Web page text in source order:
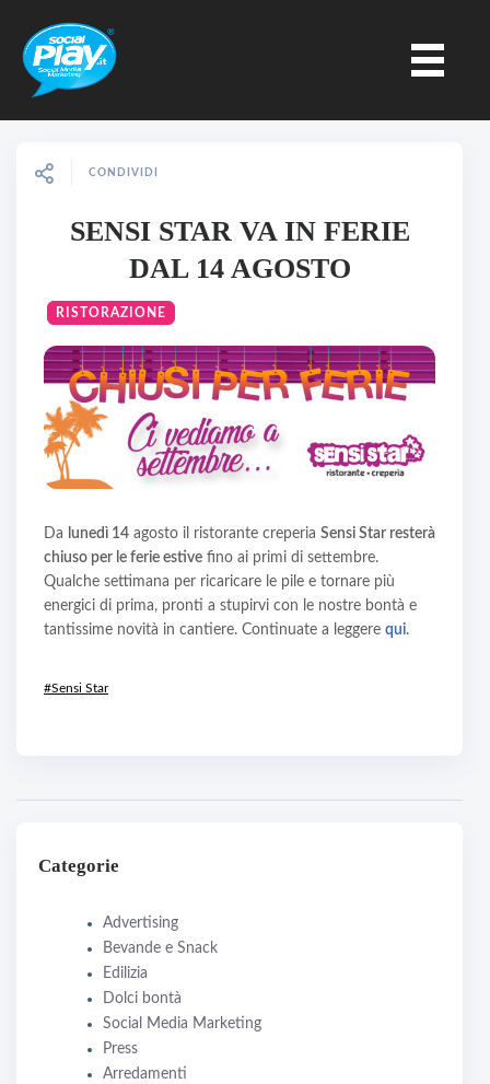
CONDIVIDI
SENSI STAR VA IN FERIE
DAL 14 AGOSTO
RISTORAZIONE
Da lunedì 14 agosto il ristorante creperia Sensi Star resterà
chiuso per le ferie estive fino ai primi di settembre.
Qualche settimana per ricaricare le pile e tornare più
energici di prima, pronti a stupirvi con le nostre bontà e
tantissime novità in cantiere. Continuate a leggere qui.
#Sensi Star
Categorie
Advertising
Bevande e Snack
Edilizia
Dolci bontà
Social Media Marketing
Press
Arredamenti